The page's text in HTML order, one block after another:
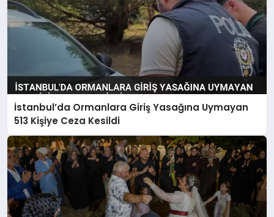
İstanbul’da Ormanlara Giriş Yasağına Uymayan
513 Kişiye Ceza Kesildi